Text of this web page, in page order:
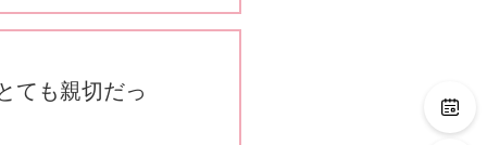
ても親切だっ